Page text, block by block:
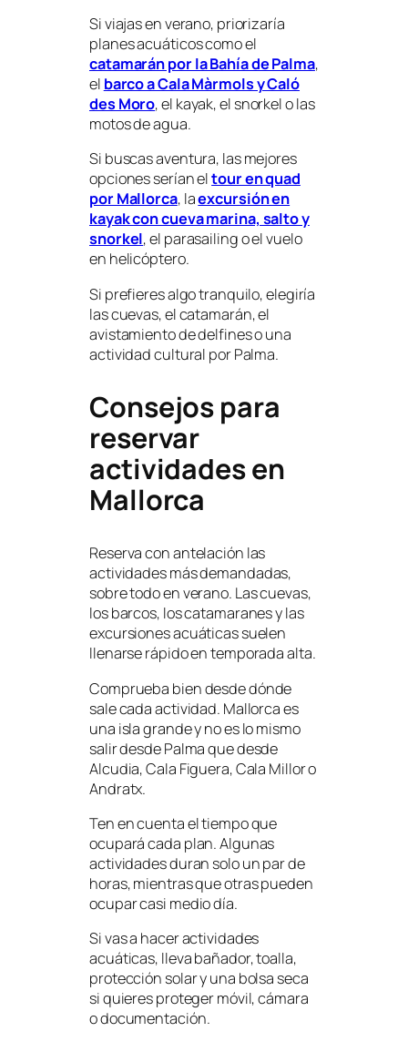
Si viajas en verano, priorizaría
planes acuáticos como el
catamarán por la Bahía de Palma,
el barco a Cala Màrmols y Caló
des Moro, el kayak, el snorkel o las
motos de agua.
Si buscas aventura, las mejores
opciones serían eltour en quad
por Mallorca, laexcursión en
kayak con cueva marina, salto y
snorkel, el parasailing o el vuelo
en helicóptero.
Si prefieres algo tranquilo, elegiría
las cuevas, el catamarán, el
avistamiento de delfines o una
actividad cultural por Palma.
Consejos para
reservar
actividades en
Mallorca
Reserva con antelación las
actividades más demandadas,
sobre todo en verano. Las cuevas,
los barcos, los catamaranes y las
excursiones acuáticas suelen
llenarse rápido en temporada alta.
Comprueba bien desde dónde
sale cada actividad. Mallorca es
una isla grande y no es lo mismo
salir desde Palma que desde
Alcudia, Cala Figuera, Cala Millor o
Andratx.
Ten en cuenta el tiempo que
ocupará cada plan. Algunas
actividades duran solo un par de
horas, mientras que otras pueden
ocupar casi medio día.
Si vas a hacer actividades
acuáticas, lleva bañador, toalla,
protección solar y una bolsa seca
si quieres proteger móvil, cámara
o documentación.